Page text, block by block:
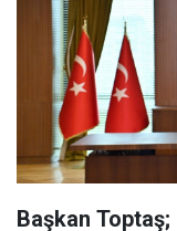
Başkan